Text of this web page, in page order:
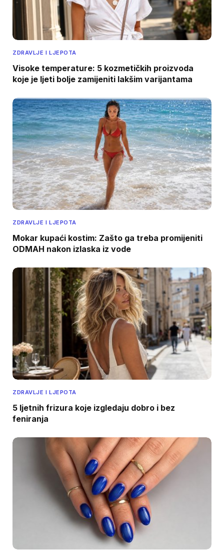
ZDRAVLJE I LJEPOTA
Visoke temperature: 5 kozmetičkih proizvoda
koje je ljeti bolje zamijeniti lakšim varijantama
ZDRAVLJE I LJEPOTA
Mokar kupaći kostim: Zašto ga treba promijeniti
ODMAH nakon izlaska iz vode
ZDRAVLJE I LJEPOTA
5 ljetnih frizura koje izgledaju dobro i bez
feniranja